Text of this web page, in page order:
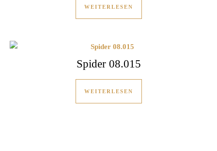
WEITERLESEN
Spider 08.015
WEITERLESEN